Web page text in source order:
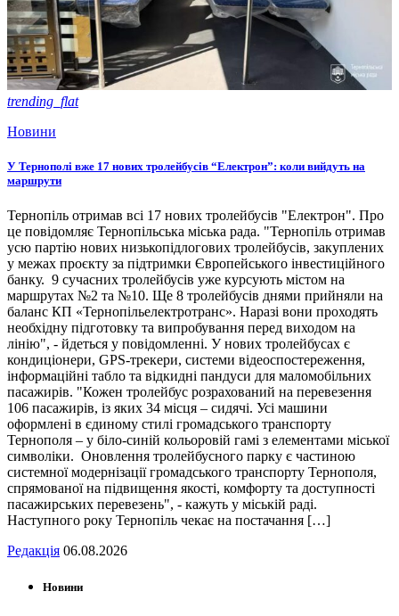
trending_flat
Новини
У Тернополі вже 17 нових тролейбусів “Електрон”: коли вийдуть на
маршрути
Тернопіль отримав всі 17 нових тролейбусів "Електрон". Про
це повідомляє Тернопільська міська рада. "Тернопіль отримав
усю партію нових низькопідлогових тролейбусів, закуплених
у межах проєкту за підтримки Європейського інвестиційного
банку. 9 сучасних тролейбусів уже курсують містом на
маршрутах №2 та №10. Ще 8 тролейбусів днями прийняли на
баланс КП «Тернопільелектротранс». Наразі вони проходять
необхідну підготовку та випробування перед виходом на
лінію", - йдеться у повідомленні. У нових тролейбусах є
кондиціонери, GPS-трекери, системи відеоспостереження,
інформаційні табло та відкидні пандуси для маломобільних
пасажирів. "Кожен тролейбус розрахований на перевезення
106 пасажирів, із яких 34 місця – сидячі. Усі машини
оформлені в єдиному стилі громадського транспорту
Тернополя – у біло-синій кольоровій гамі з елементами міської
символіки. Оновлення тролейбусного парку є частиною
системної модернізації громадського транспорту Тернополя,
спрямованої на підвищення якості, комфорту та доступності
пасажирських перевезень", - кажуть у міській раді.
Наступного року Тернопіль чекає на постачання […]
Редакція 06.08.2026
Новини